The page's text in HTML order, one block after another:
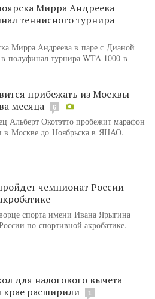
Мирра Андреева
теннисного турнира
Мирра Андреева в паре с Дианой
полуфинал турнира WTA 1000 в
прибежать из Москвы
месяца
6
Альберт Окотэтто пробежит марафон
в Москве до Ноябрьска в ЯНАО.
чемпионат России
спорта имени Ивана Ярыгина
по спортивной акробатике.
для налогового вычета
крае расширили
1